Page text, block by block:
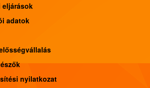
eljárások
adatok
nyilatkozat